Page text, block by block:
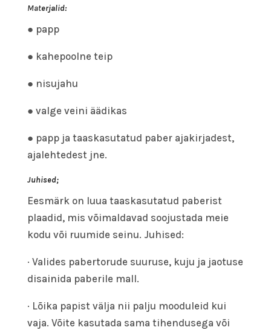
Materjalid:
● papp
● kahepoolne teip
● nisujahu
● valge veini äädikas
● papp ja taaskasutatud paber ajakirjadest,
ajalehtedest jne.
Juhised;
Eesmärk on luua taaskasutatud paberist
plaadid, mis võimaldavad soojustada meie
kodu või ruumide seinu. Juhised:
· Valides pabertorude suuruse, kuju ja jaotuse
disainida paberile mall.
· Lõika papist välja nii palju mooduleid kui
vaja. Võite kasutada sama tihendusega või